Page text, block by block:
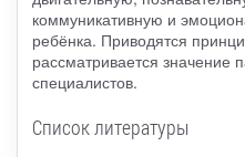
коммуникативную и
ребёнка. Приводятся
рассматривается значение
специалистов.
Список литературы